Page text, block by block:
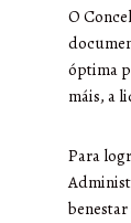
O
óptima
máis, a
Para